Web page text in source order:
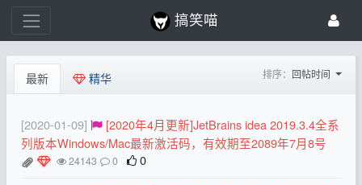
搞笑喵
最新 精华 排序： 回帖时间
[2020-01-09]
[2020年4月更新]JetBrains idea 2019.3.4全系
列版本Windows/Mac最新激活码，有效期至2089年7月8号
24143 0 0